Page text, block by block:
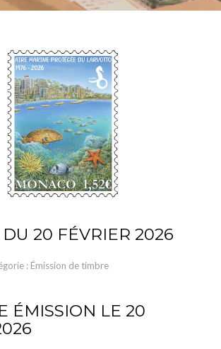
20 FÉVRIER 2026
: Émission de timbre
ÉMISSION LE 20